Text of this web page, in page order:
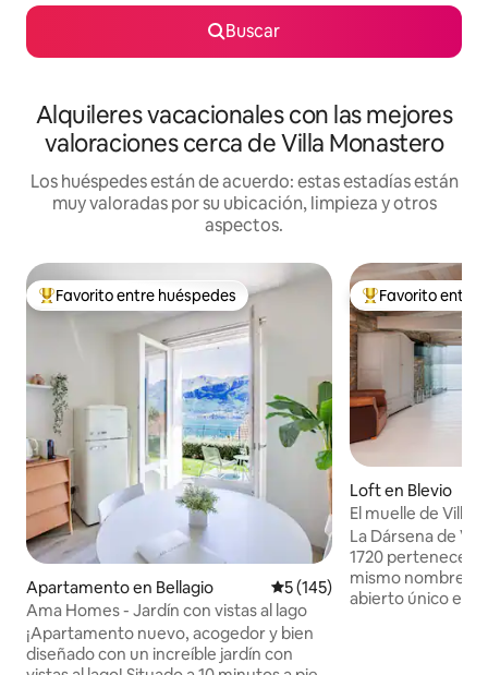
Buscar
Alquileres vacacionales con las mejores
valoraciones cerca de Villa Monastero
Los huéspedes están de acuerdo: estas estadías están
muy valoradas por su ubicación, limpieza y otros
aspectos.
Favorito entre huéspedes preferido
Favorito entre huéspedes
Apartamento en Bellagio Calificación promedio: 5 de
5 (145)
Ama Homes - Jardín con vistas al lago
¡Apartamento nuevo, acogedor y bien
diseñado con un increíble jardín con
Favorito entre
Favorito entre
Loft en Blevio
El muelle de Villa
La Dársena de
1720 pertenece a
mismo nombre
abierto único en